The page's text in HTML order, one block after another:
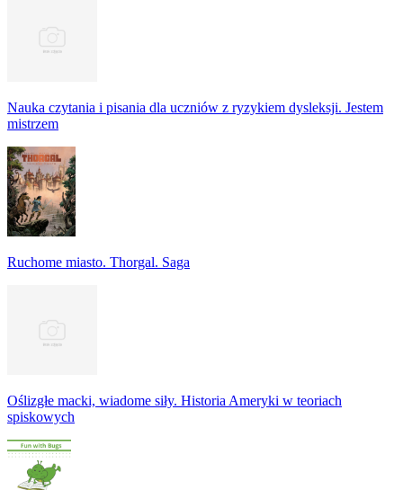
Nauka czytania i pisania dla uczniów z ryzykiem dysleksji. Jestem
mistrzem
Ruchome miasto. Thorgal. Saga
Oślizgłe macki, wiadome siły. Historia Ameryki w teoriach
spiskowych